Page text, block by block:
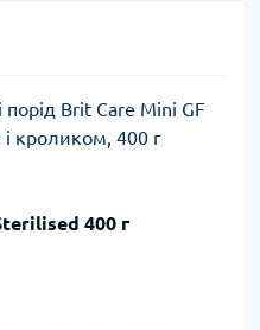
Brit Care Mini GF
кроликом, 400 г
400 г